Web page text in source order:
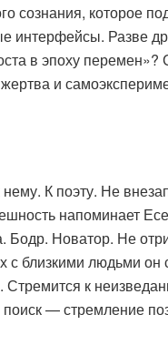
сознания, которое
интерфейсы. Разве
в эпоху
и
К поэту. Не
напоминает
Бодр. Новатор. Не
с близкими людьми он
к
— стремление